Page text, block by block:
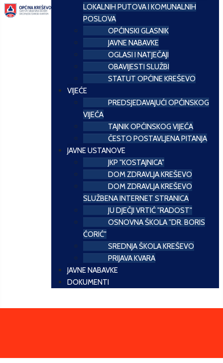
LOKALNIH PUTOVA I KOMUNALNIH
POSLOVA
OPĆINSKI GLASNIK
JAVNE NABAVKE
OGLASI I NATJEČAJI
OBAVIJESTI SLUŽBI
STATUT OPĆINE KREŠEVO
VIJEĆE
PREDSJEDAVAJUĆI OPĆINSKOG
VIJEĆA
TAJNIK OPĆINSKOG VIJEĆA
ČESTO POSTAVLJENA PITANJA
JAVNE USTANOVE
JKP "KOSTAJNICA"
DOM ZDRAVLJA KREŠEVO
DOM ZDRAVLJA KREŠEVO
SLUŽBENA INTERNET STRANICA
JU DJEČJI VRTIĆ "RADOST"
OSNOVNA ŠKOLA "DR. BORIS
ĆORIĆ"
SREDNJA ŠKOLA KREŠEVO
PRIJAVA KVARA
JAVNE NABAVKE
DOKUMENTI